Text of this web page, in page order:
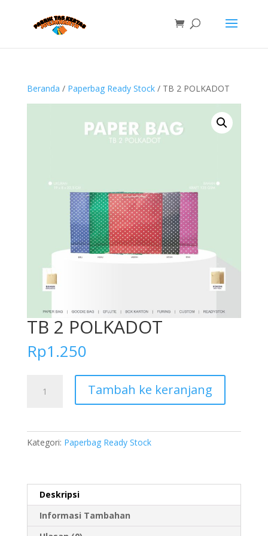
Beranda / Paperbag Ready Stock/ TB 2 POLKADOT
TB 2 POLKADOT
Rp1.250
Tambah ke keranjang
Kategori: Paperbag Ready Stock
Deskripsi
Informasi Tambahan